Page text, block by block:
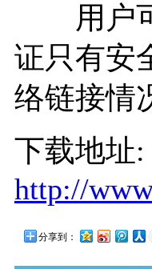
用户可
证只有安
络链接情
下载地址:
http://
分享到：